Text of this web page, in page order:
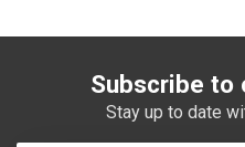
Subscribe to
Stay up to date